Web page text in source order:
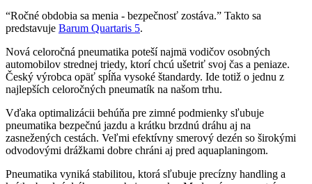
“Ročné obdobia sa menia - bezpečnosť zostáva.” Takto sa
predstavuje Barum Quartaris 5.
Nová celoročná pneumatika poteší najmä vodičov osobných
automobilov strednej triedy, ktorí chcú ušetriť svoj čas a peniaze.
Český výrobca opäť spĺňa vysoké štandardy. Ide totiž o jednu z
najlepších celoročných pneumatík na našom trhu.
Vďaka optimalizácii behúňa pre zimné podmienky sľubuje
pneumatika bezpečnú jazdu a krátku brzdnú dráhu aj na
zasnežených cestách. Veľmi efektívny smerový dezén so širokými
odvodovými drážkami dobre chráni aj pred aquaplaningom.
Pneumatika vyniká stabilitou, ktorá sľubuje precízny handling a